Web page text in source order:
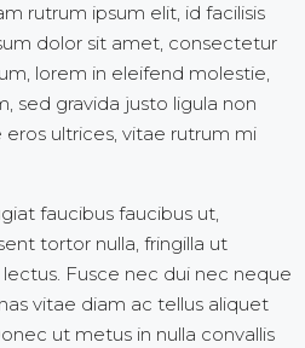
rutrum ipsum elit, id facilisis
dolor sit amet, consectetur
lorem in eleifend molestie,
sed gravida justo ligula non
eros ultrices, vitae rutrum mi
faucibus faucibus ut,
tortor nulla, fringilla ut
Fusce nec dui nec neque
vitae diam ac tellus aliquet
ut metus in nulla convallis